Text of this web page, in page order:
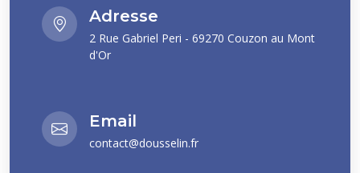
Adresse
2 Rue Gabriel Peri - 69270 Couzon au Mont
d'Or
Email
contact@dousselin.fr